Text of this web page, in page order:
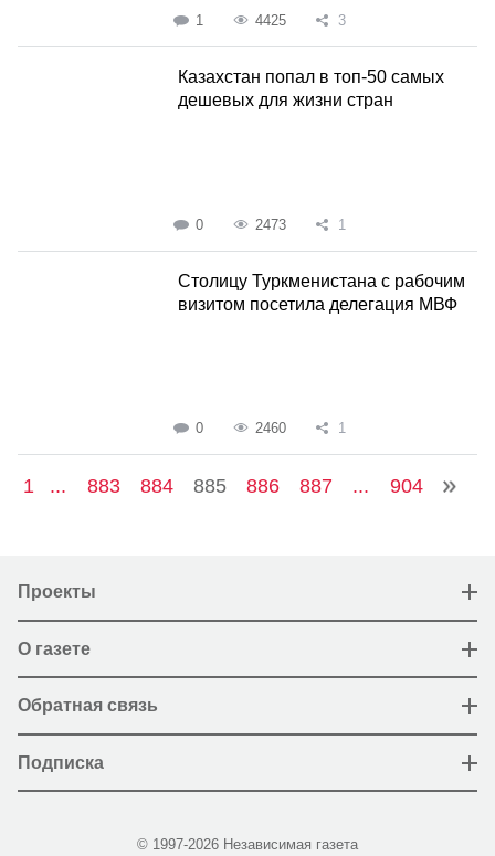
1 4425 3
Казахстан попал в топ-50 самых
дешевых для жизни стран
0 2473 1
Столицу Туркменистана с рабочим
визитом посетила делегация МВФ
0 2460 1
1 ... 883 884 885 886 887 ... 904
Проекты
О газете
Обратная связь
Подписка
© 1997-2026 Независимая газета